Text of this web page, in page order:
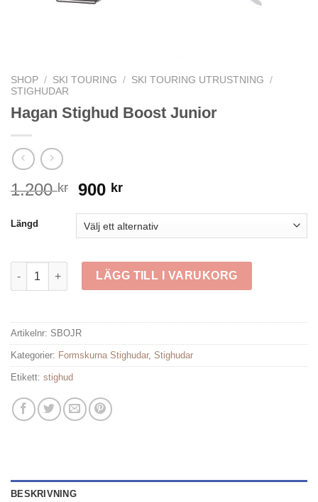
SHOP / SKI TOURING / SKI TOURING UTRUSTNING
/
STIGHUDAR
Hagan Stighud Boost Junior
1.200kr
Det
priset
var:
1.200 kr.
900 krDet
priset
är:
900 kr.
Längd
Hagan Stighud Boost Junior mängd
LÄGG TILL I VARUKORG
Artikelnr: SBOJR
Kategorier: Formskurna Stighudar, Stighudar
Etikett: stighud
BESKRIVNING